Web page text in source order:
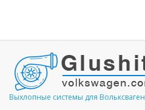
Выхлопные системы для Вольксваген